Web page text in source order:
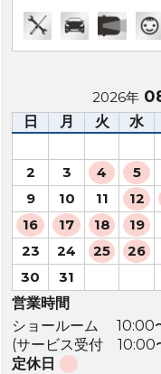
2026年
日 月 火 水
2
3 4 5
9
10 11 12
16
17 18 19
23
24 25 26
30
31
営業時間
ショールーム 10:00
(サービス受付 10:00
定休日